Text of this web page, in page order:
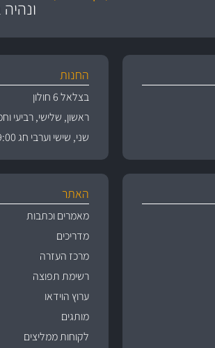
החנות
בצלאל 6 חולון
ראשון, שלישי, רביעי וחמישי 09:00
שני, שישי וערבי חג 09:00 עד 15:00
האתר
מאמרים וכתבות
מדריכים
מרכז העזרה
רשימת תפוצה
ערוץ הוידאו
מותגים
לקוחות ממליצים